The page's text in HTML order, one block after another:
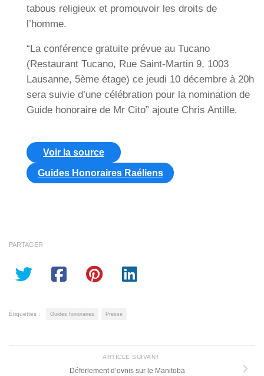
tabous religieux et promouvoir les droits de
l’homme.
“La conférence gratuite prévue au Tucano
(Restaurant Tucano, Rue Saint-Martin 9, 1003
Lausanne, 5ème étage) ce jeudi 10 décembre à 20h
sera suivie d’une célébration pour la nomination de
Guide honoraire de Mr Cito” ajoute Chris Antille.
Voir la source
Guides Honoraires Raéliens
PARTAGER
Étiquettes : Guides honoraires Presse
ARTICLE SUIVANT
Déferlement d’ovnis sur le Manitoba